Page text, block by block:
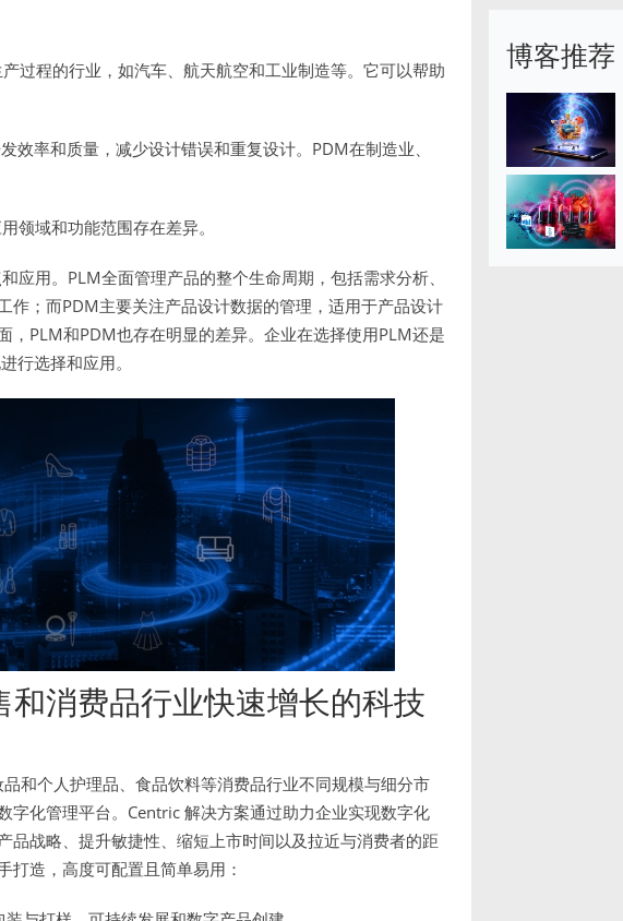
过程的行业，如汽车、航天航空和工业制造等。它可以帮助
率和质量，减少设计错误和重复设计。PDM在制造业、
领域和功能范围存在差异。
用。PLM全面管理产品的整个生命周期，包括需求分析、
；而PDM主要关注产品设计数据的管理，适用于产品设计
PLM和PDM也存在明显的差异。企业在选择使用PLM还是
行选择和应用。
消费品行业快速增长的科技
和个人护理品、食品饮料等消费品行业不同规模与细分市
化管理平台。Centric 解决方案通过助力企业实现数字化
战略、提升敏捷性、缩短上市时间以及拉近与消费者的距
造，高度可配置且简单易用：
博客推荐